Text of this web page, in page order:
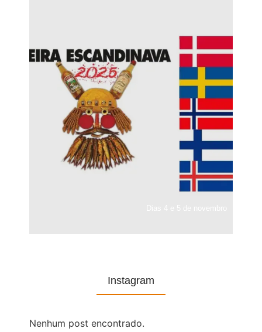
Instagram
Nenhum post encontrado.